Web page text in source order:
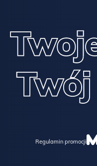
Regulamin promocji